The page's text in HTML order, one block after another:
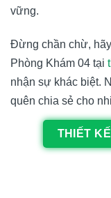
vững.
Đừng chần chừ,
Phòng Khám 04 tại
nhận sự khác biệt.
quên chia sẻ cho
THIẾT